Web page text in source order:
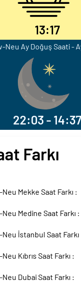
13:17
Neu Ay Doğuş Saati -
22:03 - 14:37
Farkı
Mekke Saat Farkı :
Medine Saat Farkı :
İstanbul Saat Farkı
Kıbrıs Saat Farkı :
Dubai Saat Farkı :